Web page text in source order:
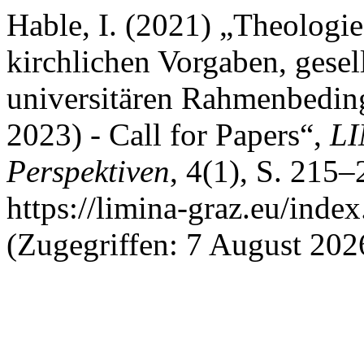
Hable, I. (2021)
kirchlichen Vorgaben,
universitären
2023) - Call for Papers“,
Perspektiven, 4(1), S.
https://limina-graz.eu/
(Zugegriffen: 7 August